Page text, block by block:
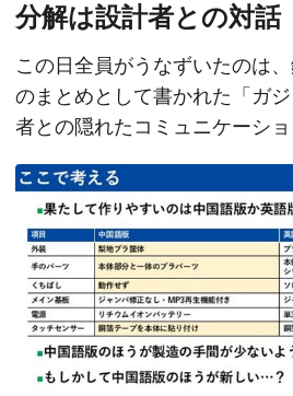
分解は設計者との対話
この日全員がうなずいたのは
のまとめとして書かれた「ガ
者との隠れたコミュニケーショ